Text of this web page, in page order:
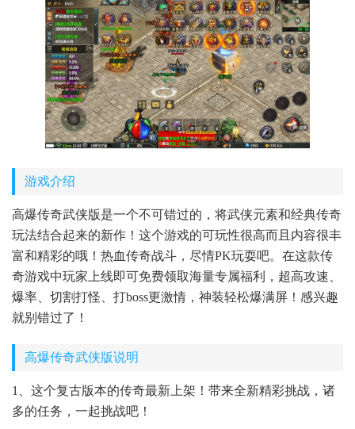
游戏介绍
高爆传奇武侠版是一个不可错过的，将武侠元素和经典传奇
玩法结合起来的新作！这个游戏的可玩性很高而且内容很丰
富和精彩的哦！热血传奇战斗，尽情PK玩耍吧。在这款传
奇游戏中玩家上线即可免费领取海量专属福利，超高攻速、
爆率、切割打怪、打boss更激情，神装轻松爆满屏！感兴趣
就别错过了！
高爆传奇武侠版说明
1、这个复古版本的传奇最新上架！带来全新精彩挑战，诸
多的任务，一起挑战吧！